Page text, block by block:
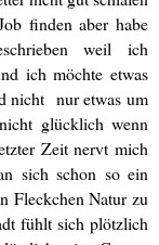
finden aber habe
weil ich
ich möchte etwas
nicht nur etwas um
glücklich wenn
Zeit nervt mich
sich schon so ein
Fleckchen Natur zu
fühlt sich plötzlich